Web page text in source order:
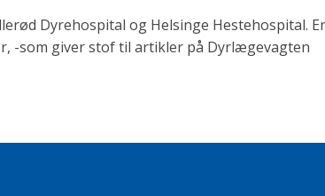
Dyrehospital og Helsinge Hestehospital.
-som giver stof til artikler på Dyrlægevagten